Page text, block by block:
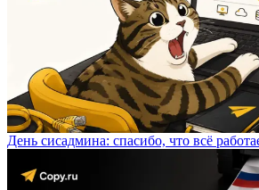
День сисадмина: спасибо, что всё